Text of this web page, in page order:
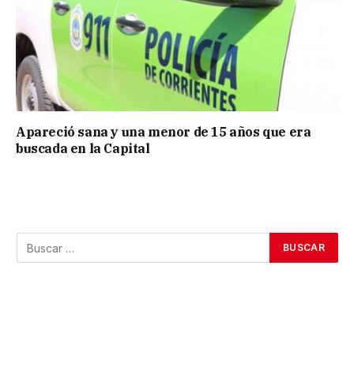
Apareció sana y una menor de 15 años que era
buscada en la Capital